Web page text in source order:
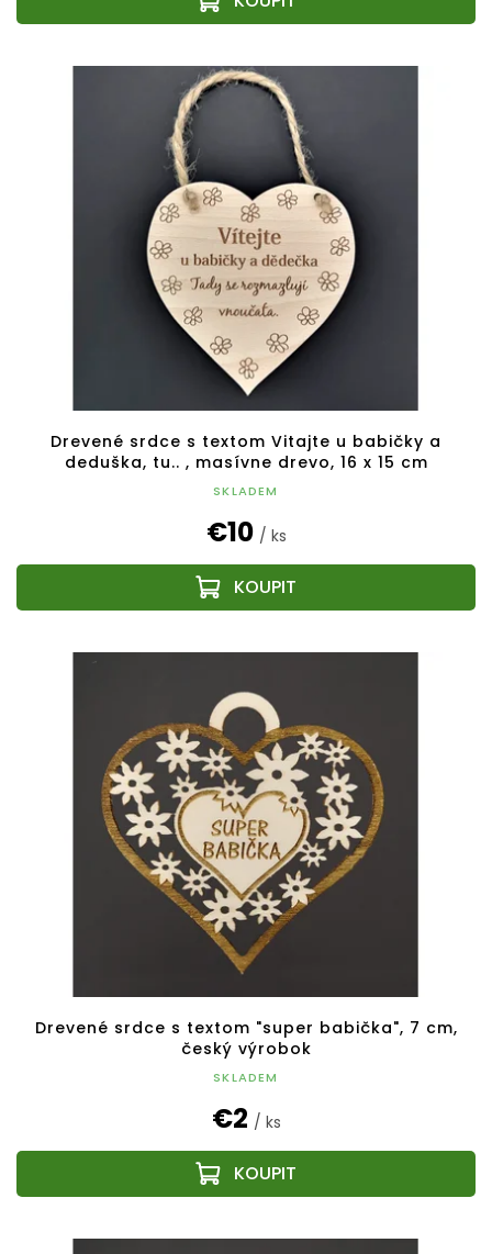
Drevené srdce s textom Vitajte u babičky a
deduška, tu.. , masívne drevo, 16 x 15 cm
SKLADEM
€10 / ks
Drevené srdce s textom "super babička", 7 cm,
český výrobok
SKLADEM
€2 / ks